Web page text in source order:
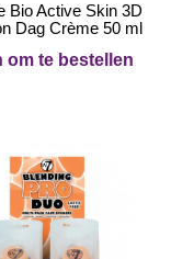
Bio Active Skin 3D
Dag Crème 50 ml
om te bestellen